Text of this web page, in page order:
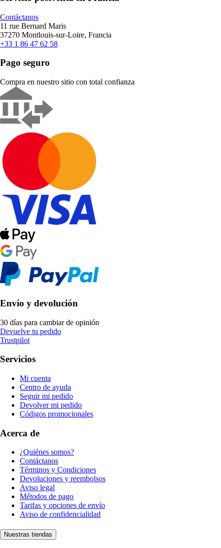
Contáctanos
11 rue Bernard Maris
37270 Montlouis-sur-Loire, Francia
+33 1 86 47 62 58
Pago seguro
Compra en nuestro sitio con total confianza
Envío y devolución
30 días para cambiar de opinión
Devuelve tu pedido
Trustpilot
Servicios
Mi cuenta
Centro de ayuda
Seguir mi pedido
Devolver mi pedido
Códigos promocionales
Acerca de
¿Quiénes somos?
Contáctanos
Términos y Condiciones
Devoluciones y reembolsos
Aviso legal
Métodos de pago
Tarifas y opciones de envío
Aviso de confidencialidad
Nuestras tiendas